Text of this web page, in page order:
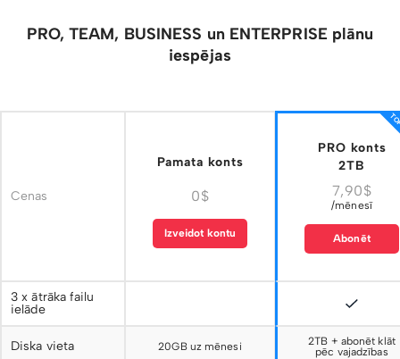
PRO, TEAM, BUSINESS un ENTERPRISE plānu
iespējas
Cenas
Pamata konts
0$
Izveidot kontu
PRO konts
2TB
7,90$
/mēnesī
Abonēt
3 x ātrāka failu
ielāde
Diska vieta 20GB uz mēnesi
2TB + abonēt klāt
pēc vajadzības